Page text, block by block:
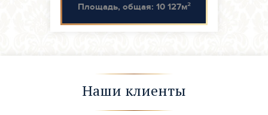
Площадь, общая: 10 127м²
Наши клиенты